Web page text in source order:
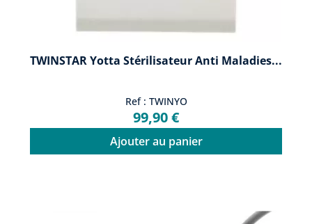
TWINSTAR Yotta Stérilisateur Anti Maladies...
Ref : TWINYO
99,90 €
Ajouter au panier